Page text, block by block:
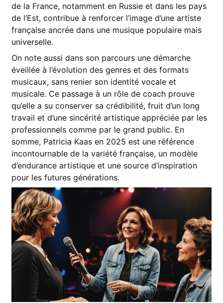
de la France, notamment en Russie et dans les pays
de l’Est, contribue à renforcer l’image d’une artiste
française ancrée dans une musique populaire mais
universelle.
On note aussi dans son parcours une démarche
éveillée à l’évolution des genres et des formats
musicaux, sans renier son identité vocale et
musicale. Ce passage à un rôle de coach prouve
qu’elle a su conserver sa crédibilité, fruit d’un long
travail et d’une sincérité artistique appréciée par les
professionnels comme par le grand public. En
somme, Patricia Kaas en 2025 est une référence
incontournable de la variété française, un modèle
d’endurance artistique et une source d’inspiration
pour les futures générations.